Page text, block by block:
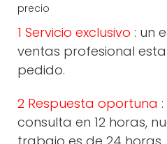
1 Servicio exclusivo : un
ventas profesional
pedido.
2 Respuesta oportuna
consulta en 12 horas,